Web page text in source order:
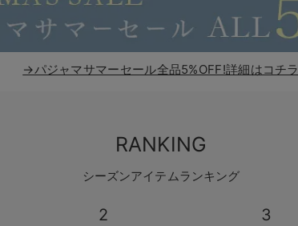
→パジャマサマーセール全品5%OFF!詳細はコチラ
RANKING
シーズンアイテムランキング
2 3